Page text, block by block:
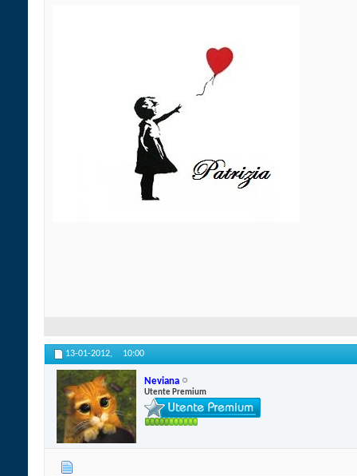
13-01-2012, 10:00
Neviana
Utente Premium